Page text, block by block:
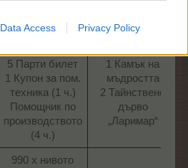
Data Access Privacy Policy
1 Сезонен
5 Парти билет
1 Купон за пом.
техника (1 ч.)
Помощник по
производството
(4 ч.)​
1 Камък на
мъдростта
2 Тайнствено
дърво
„Ларимар“​
990 х нивото